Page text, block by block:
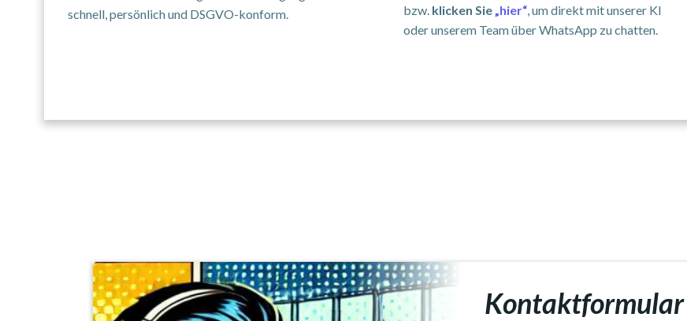
schnell, persönlich und DSGVO-konform.
bzw. klicken Sie„hier“, um direkt mit unserer KI
oder unserem Team über WhatsApp zu chatten.
Kontaktformular